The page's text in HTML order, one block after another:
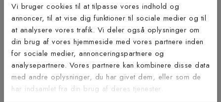
Vi bruger cookies til at tilpasse vores indhold og
annoncer, til at vise dig funktioner til sociale medier og til
at analysere vores trafik. Vi deler også oplysninger om
din brug af vores hjemmeside med vores partnere inden
for sociale medier, annonceringspartnere og
analysepartnere. Vores partnere kan kombinere disse data
med andre oplysninger, du har givet dem, eller som de
har indsamlet fra din brug af deres tjenester.
Bæredygtighed
Inspiration fra @kilandsofficial
Tilmeld dig vores
nyhedsbrev
Vær blandt de første til at modtage vores tilbud,
tips og nyheder.